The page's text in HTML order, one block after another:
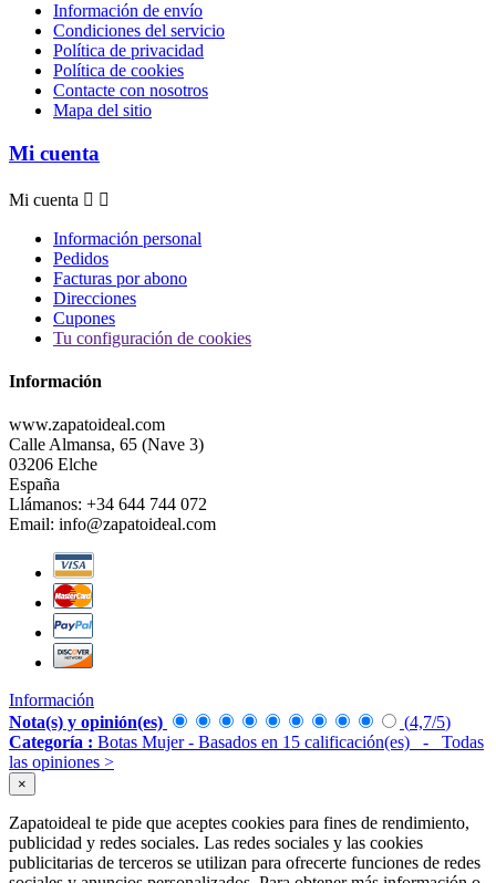
Información de envío
Condiciones del servicio
Política de privacidad
Política de cookies
Contacte con nosotros
Mapa del sitio
Mi cuenta
Mi cuenta  
Información personal
Pedidos
Facturas por abono
Direcciones
Cupones
Tu configuración de cookies
Información
www.zapatoideal.com
Calle Almansa, 65 (Nave 3)
03206 Elche
España
Llámanos: +34 644 744 072
Email: info@zapatoideal.com
Información
Nota(s) y opinión(es)
(4,7/5)
Categoría : Botas Mujer- Basados en 15 calificación(es)
- Todas
las opiniones >
×
Zapatoideal te pide que aceptes cookies para fines de rendimiento,
publicidad y redes sociales. Las redes sociales y las cookies
publicitarias de terceros se utilizan para ofrecerte funciones de redes